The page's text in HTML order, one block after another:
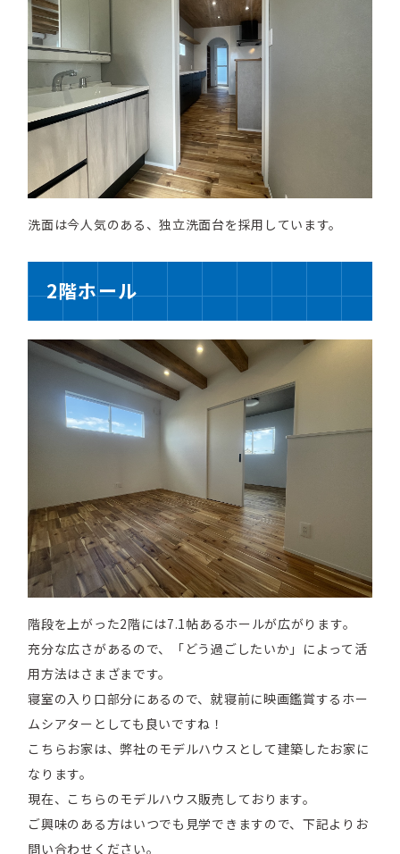
洗面は今人気のある、独立洗面台を採用しています。
2階ホール
階段を上がった2階には7.1帖あるホールが広がります。
充分な広さがあるので、「どう過ごしたいか」によって活
用方法はさまざまです。
寝室の入り口部分にあるので、就寝前に映画鑑賞するホー
ムシアターとしても良いですね！
こちらお家は、弊社のモデルハウスとして建築したお家に
なります。
現在、こちらのモデルハウス販売しております。
ご興味のある方はいつでも見学できますので、下記よりお
問い合わせください。